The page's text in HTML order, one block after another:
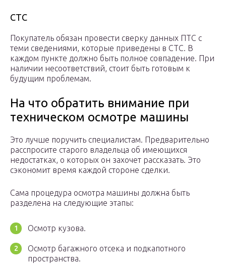
СТС
Покупатель обязан провести сверку данных ПТС с
теми сведениями, которые приведены в СТС. В
каждом пункте должно быть полное совпадение. При
наличии несоответствий, стоит быть готовым к
будущим проблемам.
На что обратить внимание при
техническом осмотре машины
Это лучше поручить специалистам. Предварительно
расспросите старого владельца об имеющихся
недостатках, о которых он захочет рассказать. Это
сэкономит время каждой стороне сделки.
Сама процедура осмотра машины должна быть
разделена на следующие этапы:
Осмотр кузова.
Осмотр багажного отсека и подкапотного
пространства.